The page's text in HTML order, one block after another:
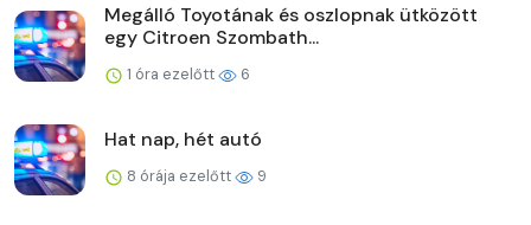
Megálló Toyotának és oszlopnak ütközött
egy Citroen Szombath...
1 óra ezelőtt 6
Hat nap, hét autó
8 órája ezelőtt 9